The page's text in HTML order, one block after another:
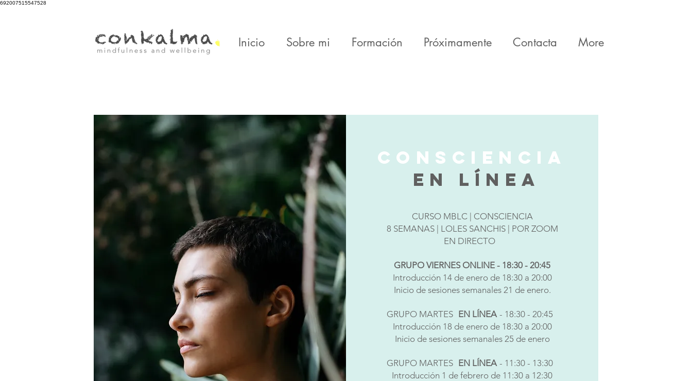
692007515547528
Inicio Sobre mi Formación Próximamente Contacta More
CONSCIENCIA
EN LÍNEA
CURSO MBLC | CONSCIENCIA
8 SEMANAS | LOLES SANCHIS | POR ZOOM
EN DIRECTO
GRUPO VIERNES ONLINE - 18:30 - 20:45
Introducción 14 de enero de 18:30 a 20:00
Inicio de sesiones semanales 21 de enero.
GRUPO MARTES EN LÍNEA - 18:30 - 20:45
Introducción 18 de enero de 18:30 a 20:00
Inicio de sesiones semanales 25 de enero
GRUPO MARTES EN LÍNEA - 11:30 - 13:30
Introducción 1 de febrero de 11:30 a 12:30